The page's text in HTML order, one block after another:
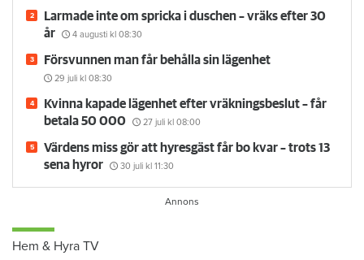
Larmade inte om spricka i duschen – vräks efter 30
år
4 augusti kl 08:30
Försvunnen man får behålla sin lägenhet
29 juli kl 08:30
Kvinna kapade lägenhet efter vräkningsbeslut – får
betala 50 000
27 juli kl 08:00
Värdens miss gör att hyresgäst får bo kvar – trots 13
sena hyror
30 juli kl 11:30
Hem & Hyra TV